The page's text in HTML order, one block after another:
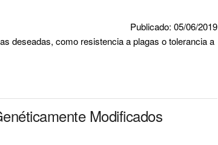
Publicado: 05/06/2019
deseadas, como resistencia a plagas o tolerancia a
Modificados